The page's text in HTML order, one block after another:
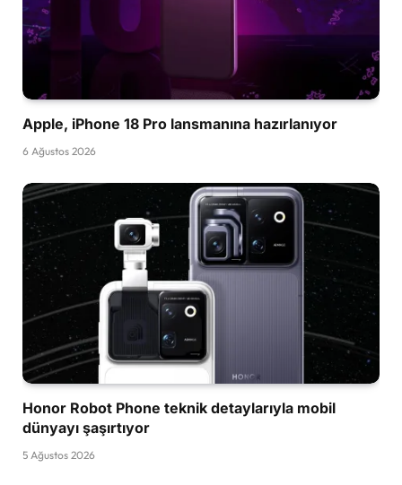
Apple, iPhone 18 Pro lansmanına hazırlanıyor
6 Ağustos 2026
Honor Robot Phone teknik detaylarıyla mobil
dünyayı şaşırtıyor
5 Ağustos 2026